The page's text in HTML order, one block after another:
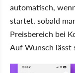
automatisch,
startet, sobald
Preisbereich bei
Auf Wunsch lässt